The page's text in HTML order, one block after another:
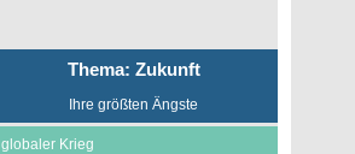
Thema: Zukunft
Ihre größten Ängste
globaler Krieg